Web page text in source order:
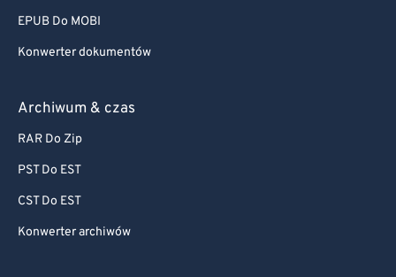
EPUB Do MOBI
Konwerter dokumentów
Archiwum & czas
RAR Do Zip
PST Do EST
CST Do EST
Konwerter archiwów